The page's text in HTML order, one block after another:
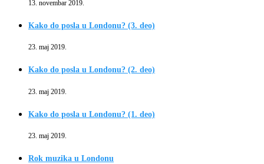
13. novembar 2019.
Kako do posla u Londonu? (3. deo)
23. maj 2019.
Kako do posla u Londonu? (2. deo)
23. maj 2019.
Kako do posla u Londonu? (1. deo)
23. maj 2019.
Rok muzika u Londonu